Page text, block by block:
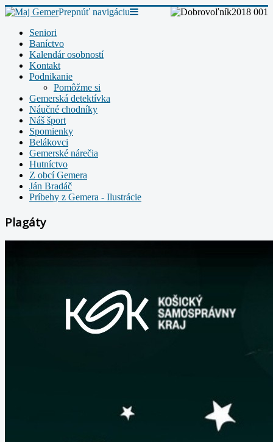
Prepnúť navigáciu
Seniori
Baníctvo
Kalendár osobností
Kontakt
Podnikanie
Pomôžme si
Gemerská detektívka
Náučné chodníky
Náš šport
Spomienky
Belákovci
Gemerské nárečia
Hutníctvo
Z obcí Gemera
Ján Bradáč
Príbehy z Gemera - Ilustrácie
Plagáty